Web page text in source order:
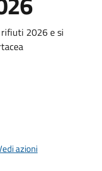
rifiuti 2026 e si
azioni